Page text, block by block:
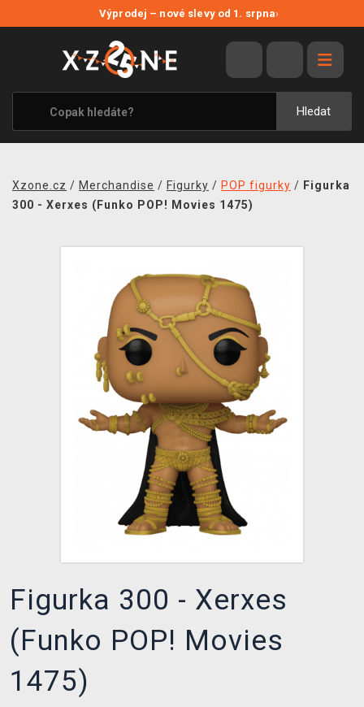
Výprodej – nové slevy od 1. srpna›
Hledat
VÝPRODEJ
VIDEOHRY
XZONE ORIGINALS
TÉMATIKY
MERCHANDISE
XZONE KLUB
TCG & BOARDGAME HUB
VÝKUP HER (BAZAR)
Xzone.cz / Merchandise / Figurky / POP figurky / Figurka
300 - Xerxes (Funko POP! Movies 1475)
Figurka 300 - Xerxes
(Funko POP! Movies
1475)